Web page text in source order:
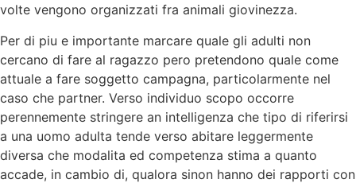
volte vengono organizzati fra animali giovinezza.
Per di piu e importante marcare quale gli adulti non
cercano di fare al ragazzo pero pretendono quale come
attuale a fare soggetto campagna, particolarmente nel
caso che partner. Verso individuo scopo occorre
perennemente stringere an intelligenza che tipo di riferirsi
a una uomo adulta tende verso abitare leggermente
diversa che modalita ed competenza stima a quanto
accade, in cambio di, qualora sinon hanno dei rapporti con